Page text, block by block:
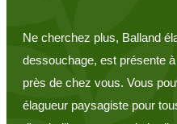
Ne cherchez plus, Balland
dessouchage, est présente
près de chez vous. Vous
élagueur paysagiste pour